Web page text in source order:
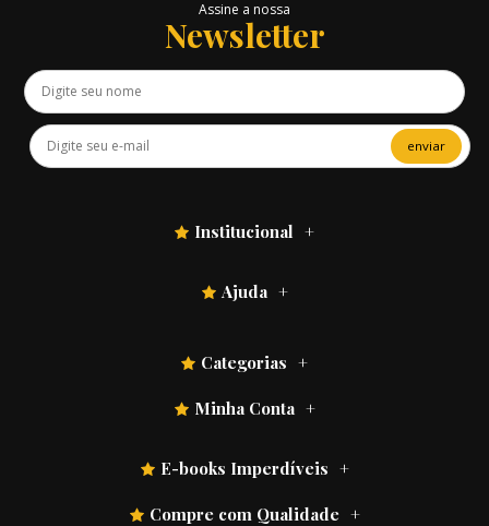
Assine a nossa
Newsletter
enviar
Institucional
Ajuda
Categorias
Minha Conta
E-books Imperdíveis
Compre com Qualidade